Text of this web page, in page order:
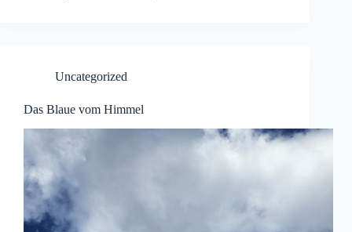
Uncategorized
Das Blaue vom Himmel